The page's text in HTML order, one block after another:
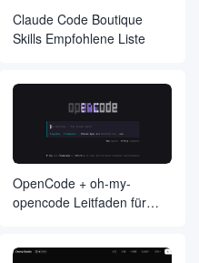
Claude Code Boutique
Skills Empfohlene Liste
OpenCode + oh-my-
opencode Leitfaden für